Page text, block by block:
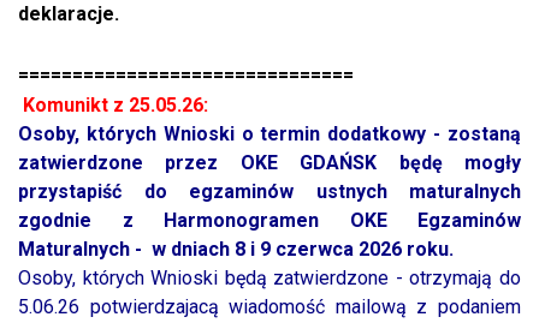
deklaracje.
===============================
Komunikt z 25.05.26:
Osoby, których Wnioski o termin dodatkowy - zostaną
zatwierdzone przez OKE GDAŃSK będę mogły
przystapiść do egzaminów ustnych maturalnych
zgodnie z Harmonogramen OKE Egzaminów
Maturalnych - w dniach 8 i 9 czerwca 2026 roku.
Osoby, których Wnioski będą zatwierdzone - otrzymają do
5.06.26 potwierdzajacą wiadomość mailową z podaniem